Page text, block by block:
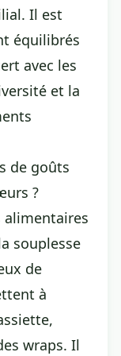
Il est
équilibrés
avec les
et la
de goûts
?
alimentaires
souplesse
de
à
wraps. Il